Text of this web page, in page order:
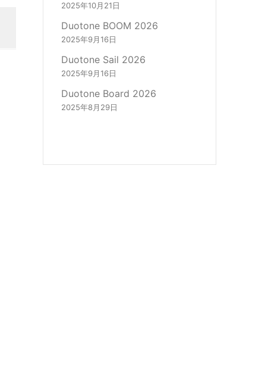
2025年10月21日
Duotone BOOM 2026
2025年9月16日
Duotone Sail 2026
2025年9月16日
Duotone Board 2026
2025年8月29日